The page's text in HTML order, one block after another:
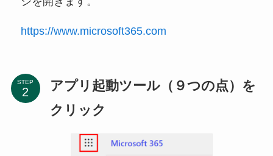
https://www.microsoft365.com
STEP
アプリ起動ツール（９つの点）を
クリック